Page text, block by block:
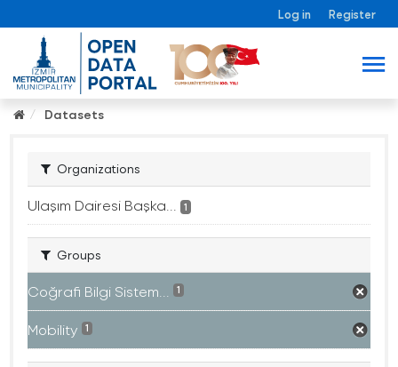
Log in Register
Datasets
Organizations
Ulaşım Dairesi Başka... 1
Groups
Coğrafi Bilgi Sistem... 1
Mobility 1